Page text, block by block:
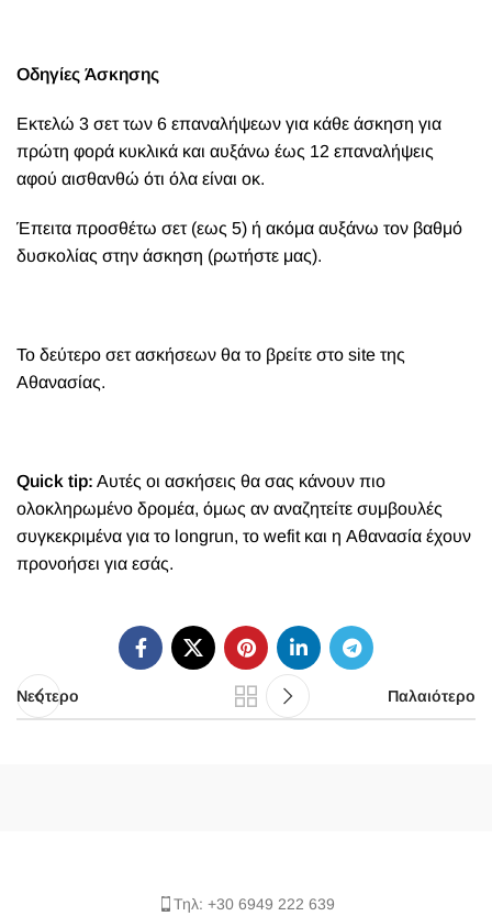
Οδηγίες Άσκησης
Εκτελώ 3 σετ των 6 επαναλήψεων για κάθε άσκηση για
πρώτη φορά κυκλικά και αυξάνω έως 12 επαναλήψεις
αφού αισθανθώ ότι όλα είναι οκ.
Έπειτα προσθέτω σετ (εως 5) ή ακόμα αυξάνω τον βαθμό
δυσκολίας στην άσκηση (ρωτήστε μας).
Το δεύτερο σετ ασκήσεων θα το βρείτε στο site της
Αθανασίας.
Quick tip: Aυτές οι ασκήσεις θα σας κάνουν πιο
ολοκληρωμένο δρομέα, όμως αν αναζητείτε συμβουλές
συγκεκριμένα για το longrun, το wefit και η Αθανασία έχουν
προνοήσει για εσάς.
Νεότερο Παλαιότερο
Τηλ: +30 6949 222 639